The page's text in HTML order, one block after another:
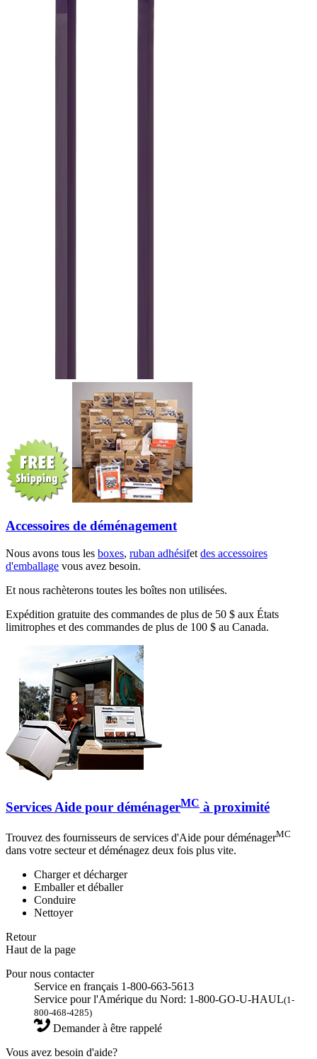
Accessoires de déménagement
Nous avons tous les boxes, ruban adhésifet des accessoires
d'emballage vous avez besoin.
Et nous rachèterons toutes les boîtes non utilisées.
Expédition gratuite des commandes de plus de 50 $ aux États
limitrophes et des commandes de plus de 100 $ au Canada.
Services Aide pour déménagerMC à proximité
Trouvez des fournisseurs de services d'Aide pour déménagerMC
dans votre secteur et déménagez deux fois plus vite.
Charger et décharger
Emballer et déballer
Conduire
Nettoyer
Retour
Haut de la page
Pour nous contacter
Service en français 1-800-663-5613
Service pour l'Amérique du Nord: 1-800-GO-U-HAUL(1-
800-468-4285)
Demander à être rappelé
Vous avez besoin d'aide?